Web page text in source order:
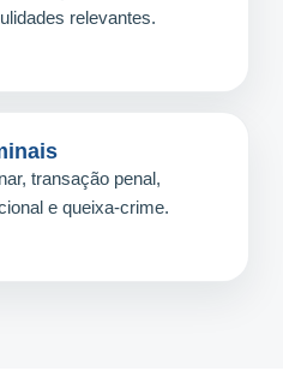
relevantes.
transação penal,
e queixa-crime.